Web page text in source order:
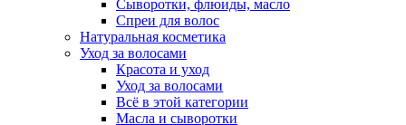
Сыворотки, флюиды, масло
Спреи для волос
Натуральная косметика
Уход за волосами
Красота и уход
Уход за волосами
Всё в этой категории
Масла и сыворотки